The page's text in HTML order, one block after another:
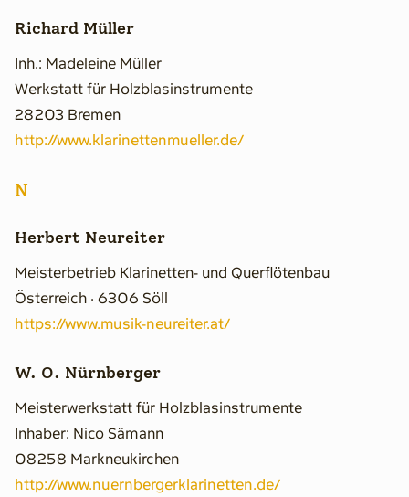
Richard Müller
Inh.: Madeleine Müller
Werkstatt für Holzblasinstrumente
28203 Bremen
http://www.klarinettenmueller.de/
N
Herbert Neureiter
Meisterbetrieb Klarinetten- und Querflötenbau
Österreich · 6306 Söll
https://www.musik-neureiter.at/
W. O. Nürnberger
Meisterwerkstatt für Holzblasinstrumente
Inhaber: Nico Sämann
08258 Markneukirchen
http://www.nuernbergerklarinetten.de/